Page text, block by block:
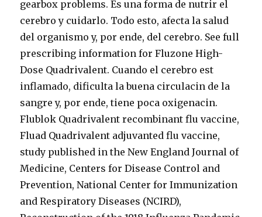
gearbox problems. Es una forma de nutrir el
cerebro y cuidarlo. Todo esto, afecta la salud
del organismo y, por ende, del cerebro. See full
prescribing information for Fluzone High-
Dose Quadrivalent. Cuando el cerebro est
inflamado, dificulta la buena circulacin de la
sangre y, por ende, tiene poca oxigenacin.
Flublok Quadrivalent recombinant flu vaccine,
Fluad Quadrivalent adjuvanted flu vaccine,
study published in the New England Journal of
Medicine, Centers for Disease Control and
Prevention, National Center for Immunization
and Respiratory Diseases (NCIRD),